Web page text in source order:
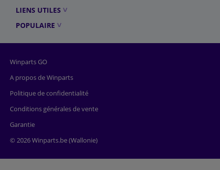
LIENS UTILES
POPULAIRE
Winparts GO
A propos de Winparts
Politique de confidentialité
Conditions générales de vente
Garantie
© 2026 Winparts.be (Wallonie)